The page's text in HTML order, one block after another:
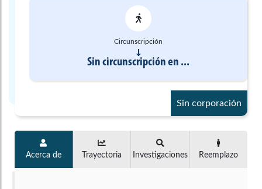
Circunscripción
Sin circunscripciónen ...
Sin corporación
Acerca de Trayectoria Investigaciones Reemplazo